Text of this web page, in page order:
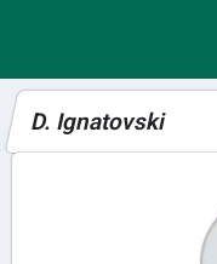
D. Ignatovski